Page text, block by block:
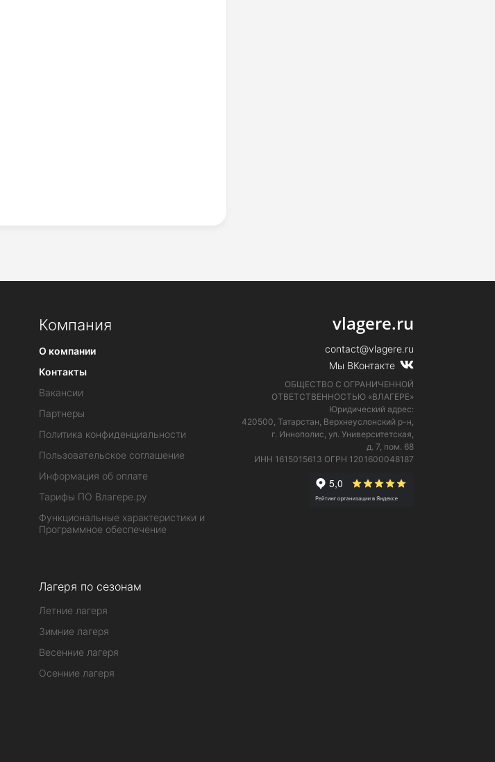
Компания
О компании
Контакты
Вакансии
Партнеры
Политика конфиденциальности
Пользовательское соглашение
Информация об оплате
Тарифы ПО Влагере.ру
Функциональные характеристики и
Программное обеспечение
Лагеря по сезонам
Летние лагеря
Зимние лагеря
Весенние лагеря
Осенние лагеря
vlagere.ru
contact@vlagere.ru
Мы ВКонтакте
ОБЩЕСТВО С ОГРАНИЧЕННОЙ
ОТВЕТСТВЕННОСТЬЮ «ВЛАГЕРЕ»
Юридический адрес:
420500, Татарстан, Верхнеуслонский р-н,
г. Иннополис, ул. Университетская,
д. 7, пом. 68
ИНН 1615015613 ОГРН 1201600048187